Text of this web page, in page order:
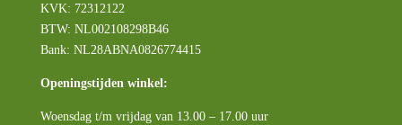
KVK: 72312122
BTW: NL002108298B46
Bank: NL28ABNA0826774415
Openingstijden winkel:
Woensdag t/m vrijdag van 13.00 – 17.00 uur